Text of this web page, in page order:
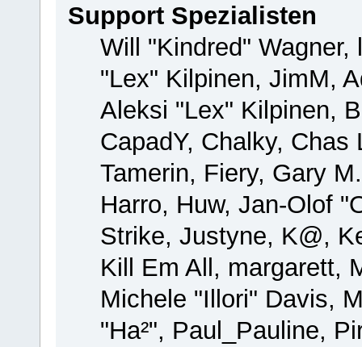
Support Spezialisten
Will "Kindred"
"Lex" Kilpinen, JimM,
Aleksi "Lex" Kilpinen,
CapadY, Chalky,
Tamerin, Fiery, Gary
Harro, Huw, Jan-Olof
Strike, Justyne, K@,
Kill Em All, margarett,
Michele "Illori" Davis,
"Ha²", Paul_Pauline,